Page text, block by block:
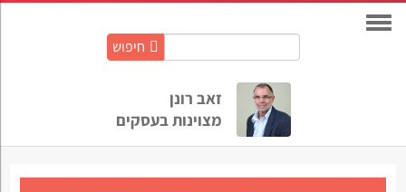
חיפוש
זאב רונן
מצוינות בעסקים